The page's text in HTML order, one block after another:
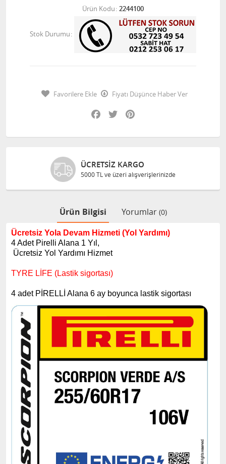
Ürün Kodu 2244100
Stok Durumu
Favorilere Ekle
Fiyatı Düşünce Haber Ver
Facebook
Twitter
ÜCRETSIZ KARGO
5000 TL ve üzeri alışverişlerinizde
Ürün Bilgisi Yorumlar (0)
Ücretsiz Yola Devam Hizmeti (Yol Yardımı)
4 Adet Pirelli Alana 1 Yıl,
Ücretsiz Yol Yardımı Hizmet
TYRE LİFE (Lastik sigortası)
4 adet PİRELLİ Alana 6 ay boyunca lastik sigortası